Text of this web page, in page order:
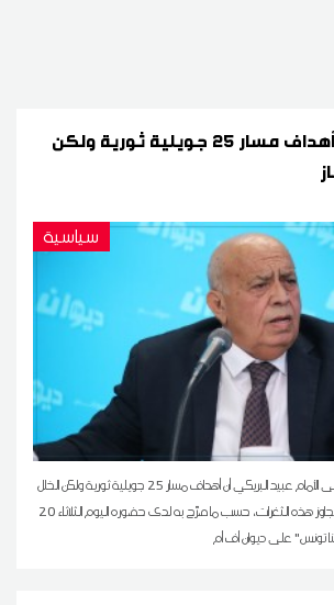
عبيد البريكي: "أهداف مسار 25 جويلية ثورية ولكن
سياسية
اعتبر أمين عام حركة تونس إلى الأمام عبيد البريكي أن أهداف مسار 25 جويلية ثورية ولكن الخلل
يكمن في إنجازها داعيا إلى تجاوز هذه الثغرات، حسب ما صرّح به لدى حضوره اليوم الثلاثاء 20